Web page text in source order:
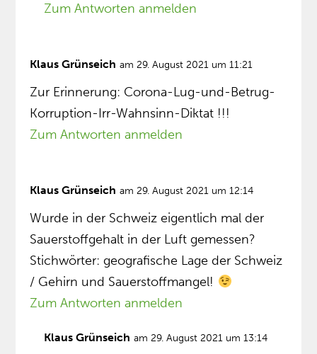
Zum Antworten anmelden
Klaus Grünseich am 29. August 2021 um 11:21
Zur Erinnerung: Corona-Lug-und-Betrug-
Korruption-Irr-Wahnsinn-Diktat !!!
Zum Antworten anmelden
Klaus Grünseich am 29. August 2021 um 12:14
Wurde in der Schweiz eigentlich mal der
Sauerstoffgehalt in der Luft gemessen?
Stichwörter: geografische Lage der Schweiz
/ Gehirn und Sauerstoffmangel!
Zum Antworten anmelden
Klaus Grünseich am 29. August 2021 um 13:14